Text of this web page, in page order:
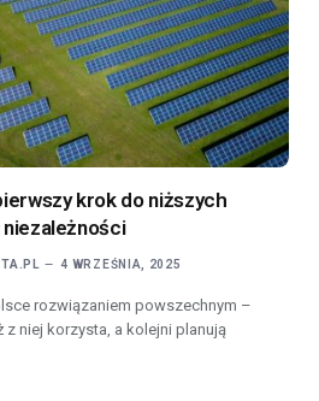
krok do niższych
4 WRZEŚNIA, 2025
rozwiązaniem powszechnym –
niej korzysta, a kolejni planują